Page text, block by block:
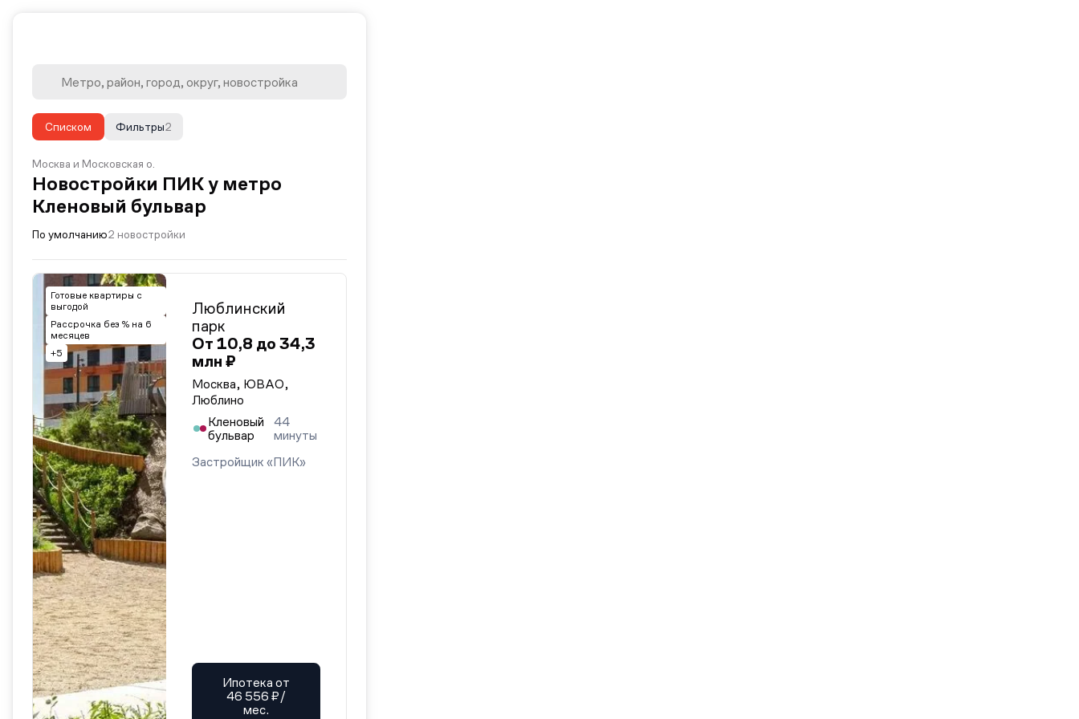
Списком 2
Фильтры
Москва и Московская о.
Новостройки ПИК у метро
Кленовый бульвар
По умолчанию2 новостройки
Готовые квартиры с
выгодой
Рассрочка без % на 6
месяцев
+5
Люблинский
парк
От 10,8 до 34,3
млн ₽
Москва, ЮВАО,
Люблино
Кленовый
бульвар
44
минуты
Застройщик «ПИК»
Ипотека от
46 556 ₽/
мес.